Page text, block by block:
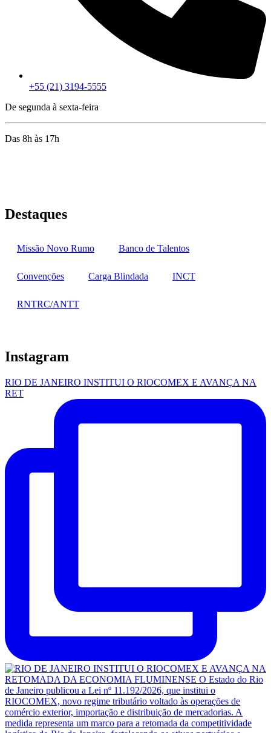
+55 (21) 3194-5555
De segunda à sexta-feira
Das 8h às 17h
Destaques
Missão Novo Rumo Banco de Talentos
Convenções Carga Blindada INCT
RNTRC/ANTT
Instagram
RIO DE JANEIRO INSTITUI O RIOCOMEX E AVANÇA NA
RET